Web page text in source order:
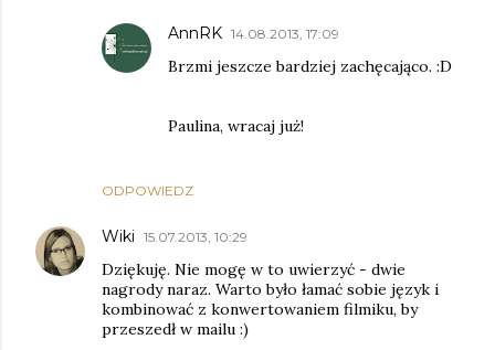
ODPOWIEDZ
AnnRK 14.08.2013, 17:09
Brzmi jeszcze bardziej zachęcająco. :D
Paulina, wracaj już!
Wiki 15.07.2013, 10:29
Dziękuję. Nie mogę w to uwierzyć - dwie
nagrody naraz. Warto było łamać sobie język i
kombinować z konwertowaniem filmiku, by
przeszedł w mailu :)